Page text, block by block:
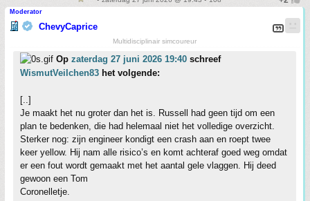
Moderator
ChevyCaprice
Multidisciplinair simcoureur
Op zaterdag 27 juni 2026 19:40 schreef
WismutVeilchen83 het volgende:
[..]
Je maakt het nu groter dan het is. Russell had geen tijd om een
plan te bedenken, die had helemaal niet het volledige overzicht.
Sterker nog: zijn engineer kondigt een crash aan en roept twee
keer yellow. Hij nam alle risico’s en komt achteraf goed weg omdat
er een fout wordt gemaakt met het aantal gele vlaggen. Hij deed
gewoon een Tom
Coronelletje.